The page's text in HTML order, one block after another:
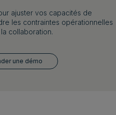
démo
ajuster vos capacités de
les contraintes opérationnelles
collaboration.
une démo